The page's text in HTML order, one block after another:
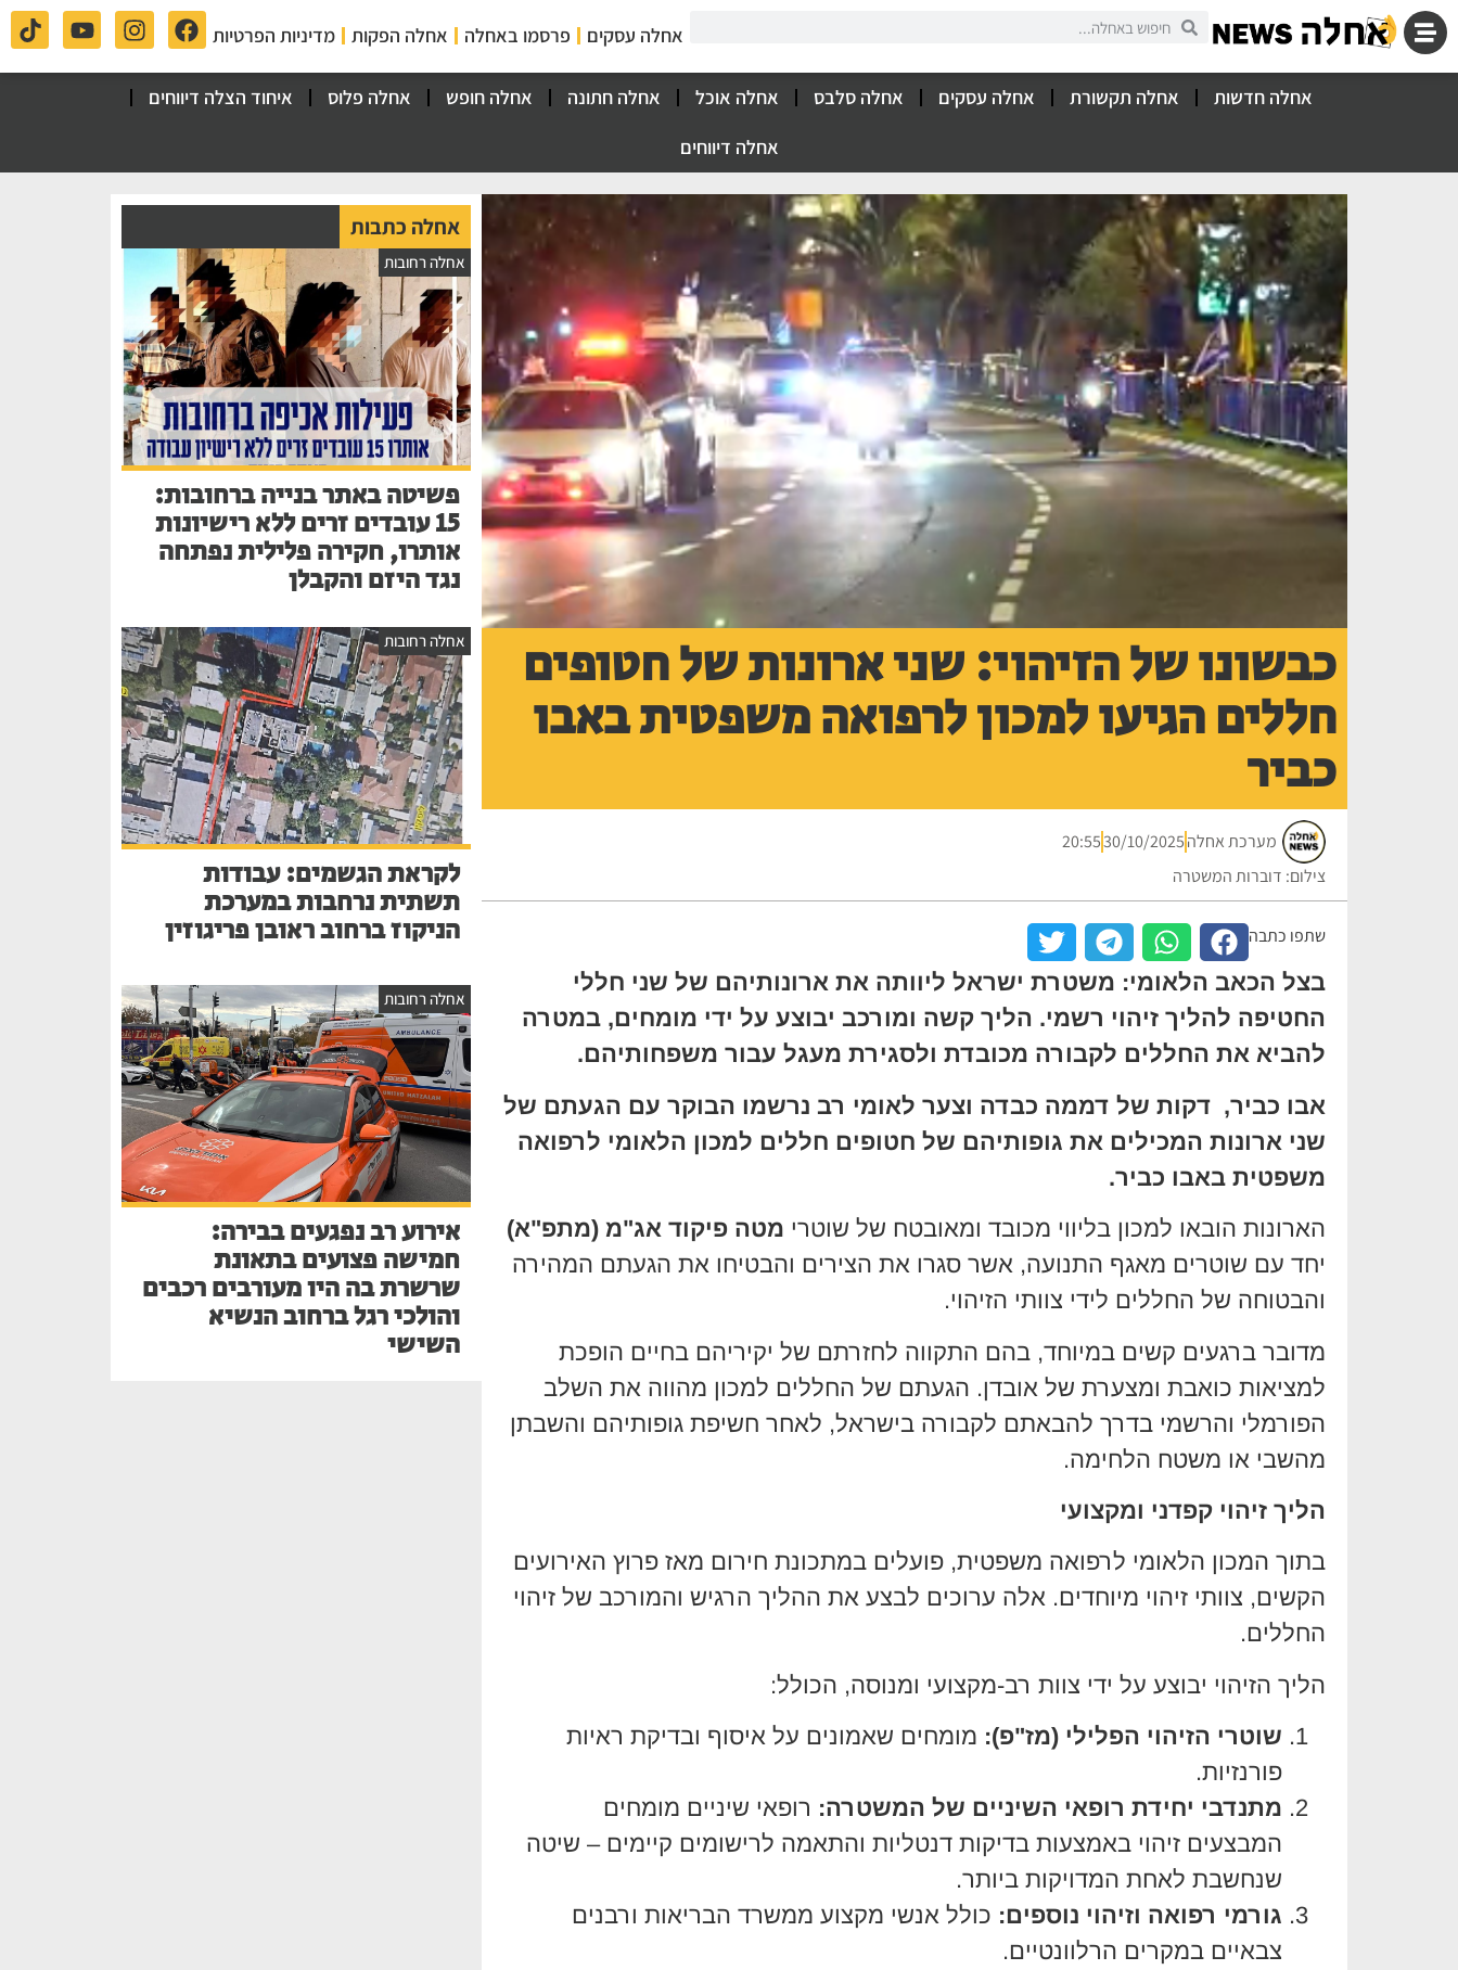
אחלה עסקים פרסמו באחלה אחלה הפקות מדיניות הפרטיות
אחלה חדשות אחלה תקשורת אחלה עסקים אחלה סלבס אחלה אוכל אחלה חתונה אחלה חופש אחלה פלוס
איחוד הצלה דיווחים
אחלה דיווחים
כבשונו של הזיהוי: שני ארונות של חטופים
חללים הגיעו למכון לרפואה משפטית באבו
כביר
מערכת אחלה30/10/2025
20:55
צילום: דוברות המשטרה
שתפו כתבה
בצל הכאב הלאומי: משטרת ישראל ליוותה את ארונותיהם של שני חללי
החטיפה להליך זיהוי רשמי. הליך קשה ומורכב יבוצע על ידי מומחים, במטרה
להביא את החללים לקבורה מכובדת ולסגירת מעגל עבור משפחותיהם.
אבו כביר, דקות של דממה כבדה וצער לאומי רב נרשמו הבוקר עם הגעתם של
שני ארונות המכילים את גופותיהם של חטופים חללים למכון הלאומי לרפואה
משפטית באבו כביר.
הארונות הובאו למכון בליווי מכובד ומאובטח של שוטרי מטה פיקוד אג"מ (מתפ"א)
יחד עם שוטרים מאגף התנועה, אשר סגרו את הצירים והבטיחו את הגעתם המהירה
והבטוחה של החללים לידי צוותי הזיהוי.
מדובר ברגעים קשים במיוחד, בהם התקווה לחזרתם של יקיריהם בחיים הופכת
למציאות כואבת ומצערת של אובדן. הגעתם של החללים למכון מהווה את השלב
הפורמלי והרשמי בדרך להבאתם לקבורה בישראל, לאחר חשיפת גופותיהם והשבתן
מהשבי או משטח הלחימה.
הליך זיהוי קפדני ומקצועי
בתוך המכון הלאומי לרפואה משפטית, פועלים במתכונת חירום מאז פרוץ האירועים
הקשים, צוותי זיהוי מיוחדים. אלה ערוכים לבצע את ההליך הרגיש והמורכב של זיהוי
החללים.
הליך הזיהוי יבוצע על ידי צוות רב-מקצועי ומנוסה, הכולל:
שוטרי הזיהוי הפלילי (מז"פ): מומחים שאמונים על איסוף ובדיקת ראיות
פורנזיות.
מתנדבי יחידת רופאי השיניים של המשטרה: רופאי שיניים מומחים
המבצעים זיהוי באמצעות בדיקות דנטליות והתאמה לרישומים קיימים – שיטה
שנחשבת לאחת המדויקות ביותר.
גורמי רפואה וזיהוי נוספים: כולל אנשי מקצוע ממשרד הבריאות ורבנים
צבאיים במקרים הרלוונטיים.
אחלה כתבות
אחלה רחובות
פשיטה באתר בנייה ברחובות:
15 עובדים זרים ללא רישיונות
אותרו, חקירה פלילית נפתחה
נגד היזם והקבלן
אחלה רחובות
לקראת הגשמים: עבודות
תשתית נרחבות במערכת
הניקוז ברחוב ראובן פריגוזין
אחלה רחובות
אירוע רב נפגעים בבירה:
חמישה פצועים בתאונת
שרשרת בה היו מעורבים רכבים
והולכי רגל ברחוב הנשיא
השישי